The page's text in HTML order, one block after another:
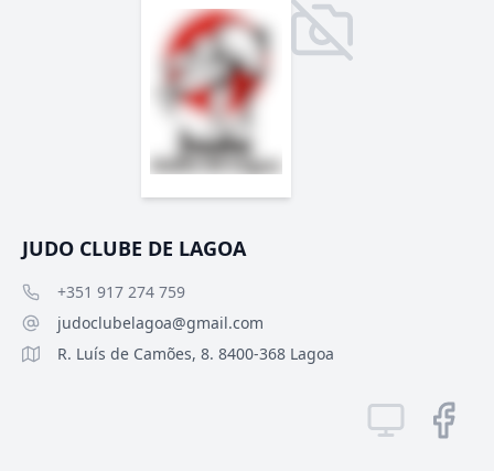
JUDO CLUBE DE LAGOA
+351 917 274 759
judoclubelagoa@gmail.com
R. Luís de Camões, 8. 8400-368 Lagoa